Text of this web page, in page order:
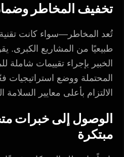
تخفيف المخاطر
تُعد المخاطر—سواء كانت تقنية
طبيعيًا من المشاريع الكبرى.
الخبير بإجراء تقييمات شاملة
المحتملة ووضع استراتيجيات
الالتزام بأعلى معايير السلامة
الوصول إلى خبرات
مبتكرة